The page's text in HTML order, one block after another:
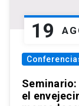
19
Seminario:
el